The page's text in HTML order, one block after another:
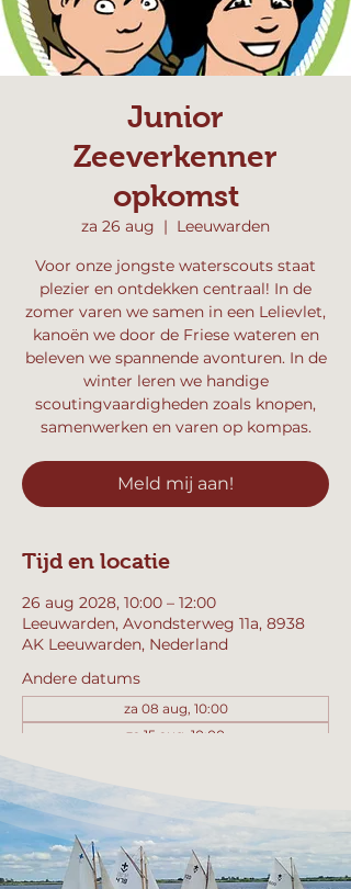
Junior
Zeeverkenner
opkomst
za 26 aug
  |
Leeuwarden
Voor onze jongste waterscouts staat
plezier en ontdekken centraal! In de
zomer varen we samen in een Lelievlet,
kanoën we door de Friese wateren en
beleven we spannende avonturen. In de
winter leren we handige
scoutingvaardigheden zoals knopen,
samenwerken en varen op kompas.
Meld mij aan!
Tijd en locatie
26 aug 2028, 10:00 – 12:00
Leeuwarden, Avondsterweg 11a, 8938
AK Leeuwarden, Nederland
Andere datums
za 08 aug, 10:00
za 15 aug, 10:00
Bekijk alle 358 datums
Meld mij aan!